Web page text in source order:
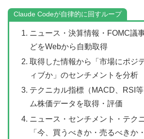
Claude Codeが自律的に回すループ
ニュース・決算情報・FOMC議
どをWebから自動取得
取得した情報から「市場にポジ
ィブか」のセンチメントを分析
テクニカル指標（MACD、RSI
ム株価データを取得・評価
ニュース・センチメント・テク
「今、買うべきか・売るべきか